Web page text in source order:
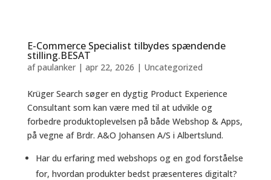
E-Commerce Specialist tilbydes spændende
stilling.BESAT
afpaulanker| apr 22, 2026 | Uncategorized
Krüger Search søger en dygtig Product Experience
Consultant som kan være med til at udvikle og
forbedre produktoplevelsen på både Webshop & Apps,
på vegne af Brdr. A&O Johansen A/S i Albertslund.
Har du erfaring med webshops og en god forståelse
for, hvordan produkter bedst præsenteres digitalt?